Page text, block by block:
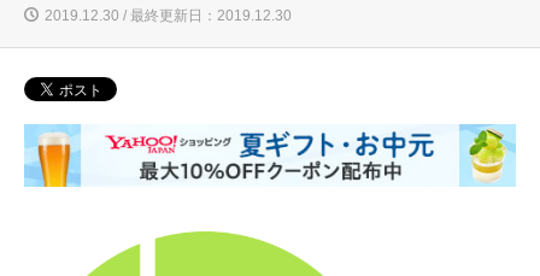
2019.12.30 / 最終更新日：2019.12.30